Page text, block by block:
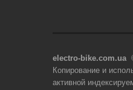
electro-bike.com.ua
Копирование и
активной